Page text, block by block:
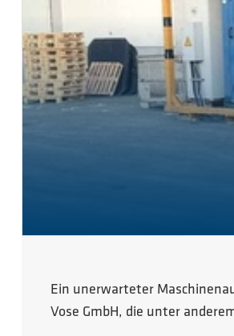
Ein unerwarteter
Vose GmbH, die unter